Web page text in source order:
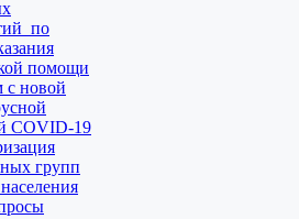
по
помощи
с новой
COVID-19
групп